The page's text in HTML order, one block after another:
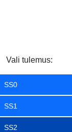
Vali tulemus:
SS0
SS1
SS2